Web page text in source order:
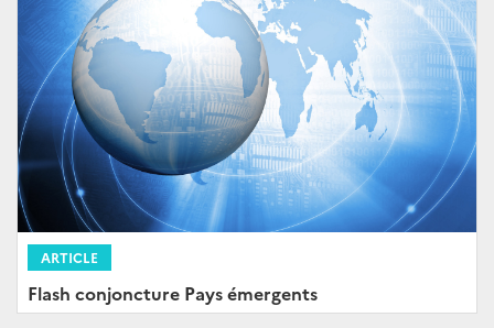
ARTICLE
Flash conjoncture Pays émergents